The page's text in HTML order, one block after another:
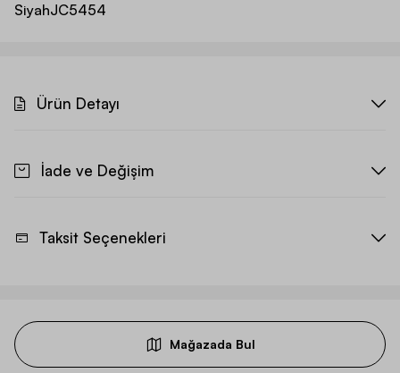
SiyahJC5454
Ürün Detayı
İade ve Değişim
Taksit Seçenekleri
Mağazada Bul